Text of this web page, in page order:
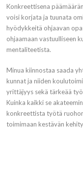
Konkreettisena
voisi korjata ja tuunata
hyödykkeitä ohjaavan
ohjaamaan vastuulliseen
mentaliteetista.
Minua kiinnostaa saada
kunnat ja niiden
yrittäjyys sekä tärkeää
Kuinka kaikki se
konkreettista työtä
toimimaan kestävän